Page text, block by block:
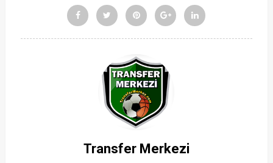
Transfer Merkezi